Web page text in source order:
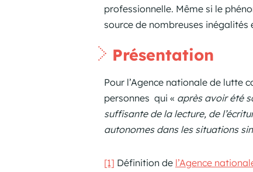
professionnelle. Même si le
source de nombreuses inégalités
Présentation
Pour l’Agence nationale de lutte
personnes qui « après avoir été
suffisante de la lecture, de
autonomes dans les situations
[1] Définition de l’Agence